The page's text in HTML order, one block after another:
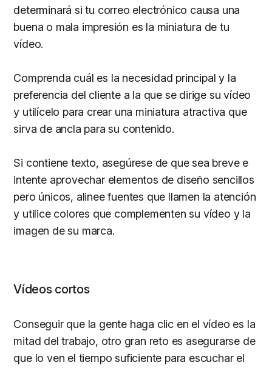
determinará si tu correo electrónico causa una
buena o mala impresión es la miniatura de tu
vídeo.
Comprenda cuál es la necesidad principal y la
preferencia del cliente a la que se dirige su vídeo
y utilícelo para crear una miniatura atractiva que
sirva de ancla para su contenido.
Si contiene texto, asegúrese de que sea breve e
intente aprovechar elementos de diseño sencillos
pero únicos, alinee fuentes que llamen la atención
y utilice colores que complementen su vídeo y la
imagen de su marca.
Vídeos cortos
Conseguir que la gente haga clic en el vídeo es la
mitad del trabajo, otro gran reto es asegurarse de
que lo ven el tiempo suficiente para escuchar el